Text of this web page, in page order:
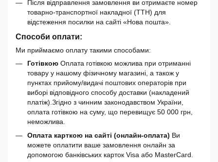
Після відправлення замовлення ви отримаєте номер
товарно-транспортної накладної (ТТН) для
відстеження посилки на сайті «Нова пошта».
Способи оплати:
Ми приймаємо оплату такими способами:
Готівкою Оплата готівкою можлива при отриманні
товару у нашому фізичному магазині, а також у
пунктах прийому/видачі поштових операторів при
виборі відповідного способу доставки (накладений
платіж).Згідно з чинним законодавством України,
оплата готівкою на суму, що перевищує 50 000 грн,
неможлива.
Оплата карткою на сайті (онлайн-оплата) Ви
можете оплатити ваше замовлення онлайн за
допомогою банківських карток Visa або MasterCard.